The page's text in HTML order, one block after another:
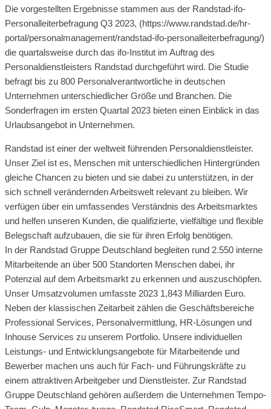
Die vorgestellten Ergebnisse stammen aus der Randstad-ifo-
Personalleiterbefragung Q3 2023, (https://www.randstad.de/hr-
portal/personalmanagement/randstad-ifo-personalleiterbefragung/)
die quartalsweise durch das ifo-Institut im Auftrag des
Personaldienstleisters Randstad durchgeführt wird. Die Studie
befragt bis zu 800 Personalverantwortliche in deutschen
Unternehmen unterschiedlicher Größe und Branchen. Die
Sonderfragen im ersten Quartal 2023 bieten einen Einblick in das
Urlaubsangebot in Unternehmen.
Randstad ist einer der weltweit führenden Personaldienstleister.
Unser Ziel ist es, Menschen mit unterschiedlichen Hintergründen
gleiche Chancen zu bieten und sie dabei zu unterstützen, in der
sich schnell verändernden Arbeitswelt relevant zu bleiben. Wir
verfügen über ein umfassendes Verständnis des Arbeitsmarktes
und helfen unseren Kunden, die qualifizierte, vielfältige und flexible
Belegschaft aufzubauen, die sie für ihren Erfolg benötigen.
In der Randstad Gruppe Deutschland begleiten rund 2.550 interne
Mitarbeitende an über 500 Standorten Menschen dabei, ihr
Potenzial auf dem Arbeitsmarkt zu erkennen und auszuschöpfen.
Unser Umsatzvolumen umfasste 2023 1,843 Milliarden Euro.
Neben der klassischen Zeitarbeit zählen die Geschäftsbereiche
Professional Services, Personalvermittlung, HR-Lösungen und
Inhouse Services zu unserem Portfolio. Unsere individuellen
Leistungs- und Entwicklungsangebote für Mitarbeitende und
Bewerber machen uns auch für Fach- und Führungskräfte zu
einem attraktiven Arbeitgeber und Dienstleister. Zur Randstad
Gruppe Deutschland gehören außerdem die Unternehmen Tempo-